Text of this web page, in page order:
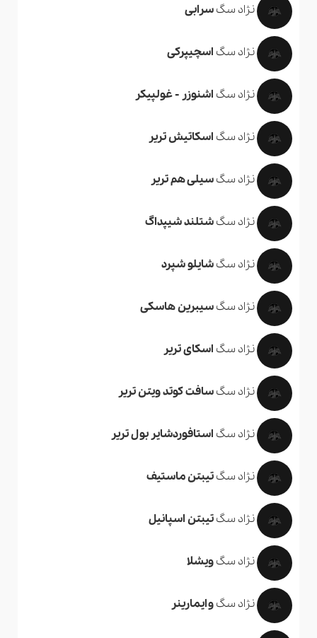
نژاد سگسرابی
نژاد سگ اسچیپرکی
نژاد سگ اشنوزر - غولپیکر
نژاد سگ اسکاتیش تریر
نژاد سگسیلی هم تریر
نژاد سگشتلند شیپداگ
نژاد سگشایلو شپرد
نژاد سگسیبرین هاسکی
نژاد سگ اسکای تریر
نژاد سگسافت کوتد ویتن تریر
نژاد سگ استافوردشایر بول تریر
نژاد سگتیبتن ماستیف
نژاد سگتیبتن اسپانیل
نژاد سگویشلا
نژاد سگوایمارینر